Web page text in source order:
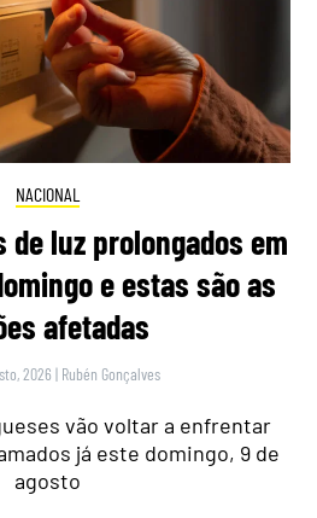
NACIONAL
luz prolongados em
e estas são as
afetadas
2026 | Rubén Gonçalves
vão voltar a enfrentar
já este domingo, 9 de
agosto